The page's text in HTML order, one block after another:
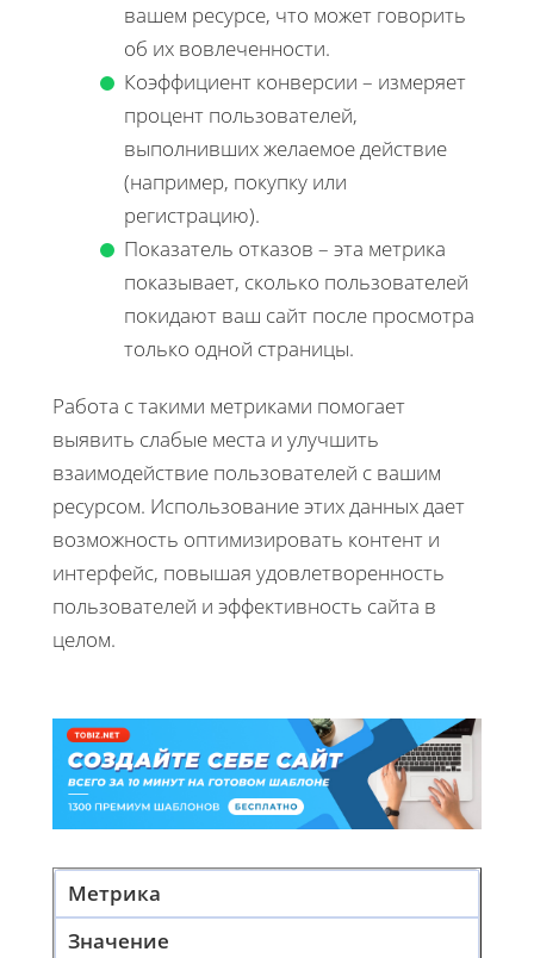
вашем ресурсе, что может говорить
об их вовлеченности.
Коэффициент конверсии – измеряет
процент пользователей,
выполнивших желаемое действие
(например, покупку или
регистрацию).
Показатель отказов – эта метрика
показывает, сколько пользователей
покидают ваш сайт после просмотра
только одной страницы.
Работа с такими метриками помогает
выявить слабые места и улучшить
взаимодействие пользователей с вашим
ресурсом. Использование этих данных дает
возможность оптимизировать контент и
интерфейс, повышая удовлетворенность
пользователей и эффективность сайта в
целом.
Метрика
Значение